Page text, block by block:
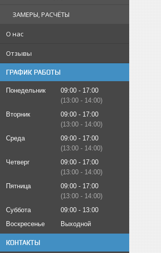
ЗАМЕРЫ, РАСЧЁТЫ
О нас
Отзывы
ГРАФИК РАБОТЫ
Понедельник 09:00
17:00
13:00
14:00
Вторник
09:00
17:00
13:00
14:00
Среда
09:00
17:00
13:00
14:00
Четверг
09:00
17:00
13:00
14:00
Пятница
09:00
17:00
13:00
14:00
Суббота
09:00
13:00
Воскресенье
Выходной
КОНТАКТЫ